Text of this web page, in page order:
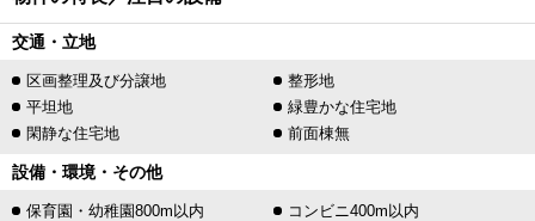
交通・立地
区画整理及び分譲地
整形地
平坦地
緑豊かな住宅地
閑静な住宅地
前面棟無
設備・環境・その他
保育園・幼稚園800m以内
コンビニ400m以内